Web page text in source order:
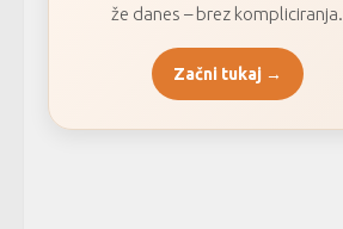
že danes – brez kompliciranja.
Začni tukaj →